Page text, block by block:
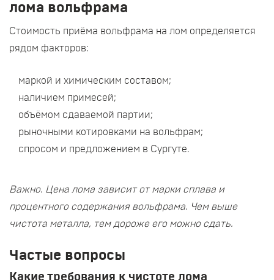
лома вольфрама
Стоимость приёма вольфрама на лом определяется
рядом факторов:
маркой и химическим составом;
наличием примесей;
объёмом сдаваемой партии;
рыночными котировками на вольфрам;
спросом и предложением в Сургуте.
Важно. Цена лома зависит от марки сплава и
процентного содержания вольфрама. Чем выше
чистота металла, тем дороже его можно сдать.
Частые вопросы
Какие требования к чистоте лома